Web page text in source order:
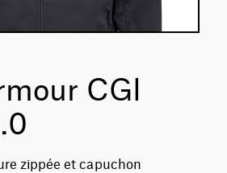
CGI
zippée et capuchon